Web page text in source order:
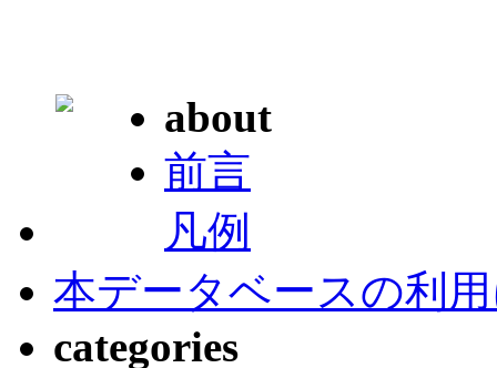
about
前言
凡例
本データベースの利
categories